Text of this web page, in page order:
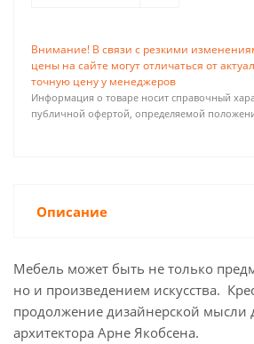
Внимание! В связи с резкими
цены на сайте могут отличаться от
точную цену у менеджеров
Информация о товаре носит справочный
публичной офертой, определяемой
Описание
Мебель может быть не только
но и произведением искусства.
продолжение дизайнерской мысли
архитектора Арне Якобсена.